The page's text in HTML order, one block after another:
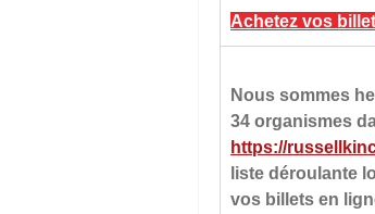
Achetez vos
Nous sommes
34 organismes
https://
liste déroulante
vos billets en